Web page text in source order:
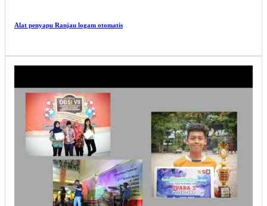
Alat penyapu Ranjau logam otomatis